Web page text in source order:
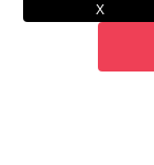
X